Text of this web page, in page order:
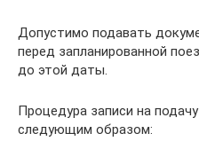
Допустимо подавать
перед запланированной
до этой даты.
Процедура записи на
следующим образом: